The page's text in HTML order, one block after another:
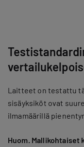
Laitteet on testattu
sisäyksiköt ovat
ilmamäärillä
Huom.